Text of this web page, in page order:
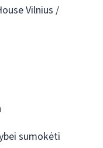
Vilnius /
sumokėti